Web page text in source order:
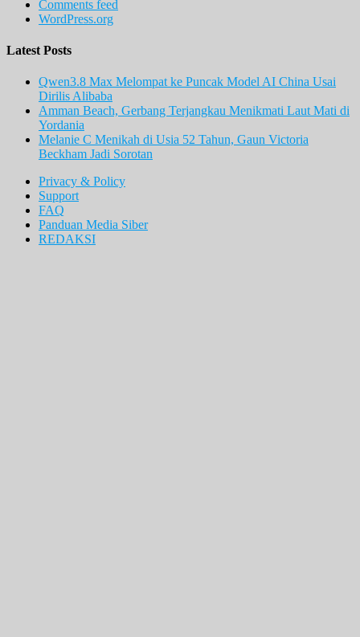
Comments feed
WordPress.org
Latest Posts
Qwen3.8 Max Melompat ke Puncak Model AI China Usai
Dirilis Alibaba
Amman Beach, Gerbang Terjangkau Menikmati Laut Mati di
Yordania
Melanie C Menikah di Usia 52 Tahun, Gaun Victoria
Beckham Jadi Sorotan
Privacy & Policy
Support
FAQ
Panduan Media Siber
REDAKSI